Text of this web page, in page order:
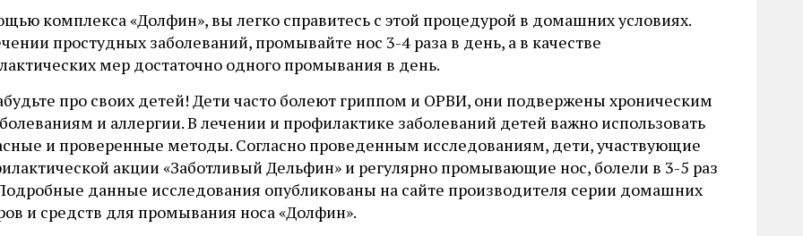
комплекса «Долфин», вы легко справитесь с этой процедурой в домашних условиях.
простудных заболеваний, промывайте нос 3-4 раза в день, а в качестве
мер достаточно одного промывания в день.
про своих детей! Дети часто болеют гриппом и ОРВИ, они подвержены хроническим
и аллергии. В лечении и профилактике заболеваний детей важно использовать
и проверенные методы. Согласно проведенным исследованиям, дети, участвующие
акции «Заботливый Дельфин» и регулярно промывающие нос, болели в 3-5 раз
данные исследования опубликованы на сайте производителя серии домашних
и средств для промывания носа «Долфин».